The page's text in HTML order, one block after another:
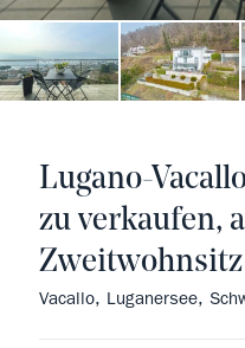
Lugano-
zu verkaufen,
Vacallo, Luganersee,